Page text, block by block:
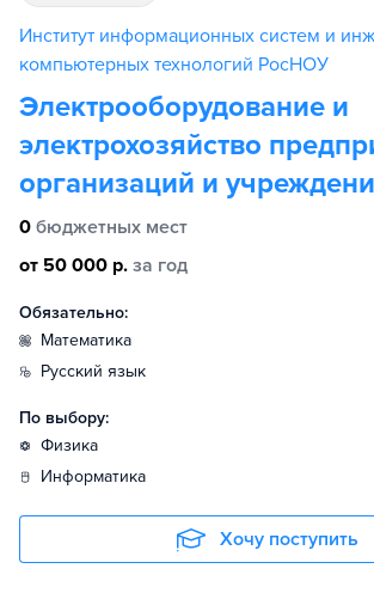
Институт информационных систем и
компьютерных технологий РосНОУ
Электрооборудование и
электрохозяйство
организаций и
0 бюджетных мест
от 50 000 р. за год
Обязательно:
математика
русский язык
По выбору:
физика
информатика
Хочу поступить